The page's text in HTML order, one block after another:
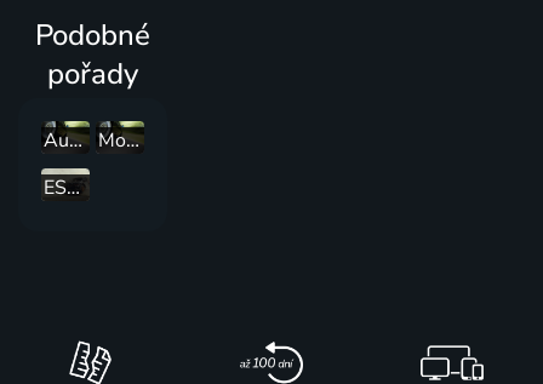
Podobné
pořady
Autožurnál
Motoring
ESET Cup 2023 - Brno - BOSS GP F1 Show